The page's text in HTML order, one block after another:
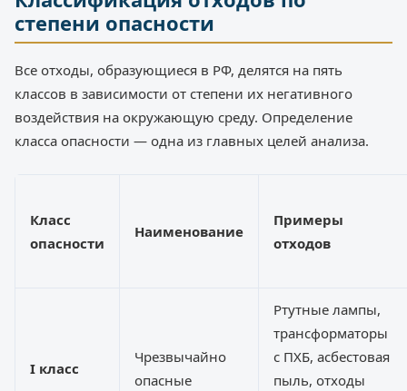
степени опасности
Все отходы, образующиеся в РФ, делятся на пять
классов в зависимости от степени их негативного
воздействия на окружающую среду. Определение
класса опасности — одна из главных целей анализа.
Класс
опасности
Наименование
Примеры
отходов
I класс
Чрезвычайно
опасные
Ртутные лампы,
трансформаторы
с ПХБ, асбестовая
пыль, отходы